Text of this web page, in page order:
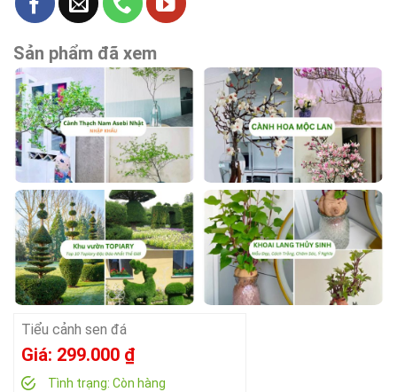
Sản phẩm đã xem
Tiểu cảnh sen đá
Giá: 299.000 ₫
Tình trạng: Còn hàng